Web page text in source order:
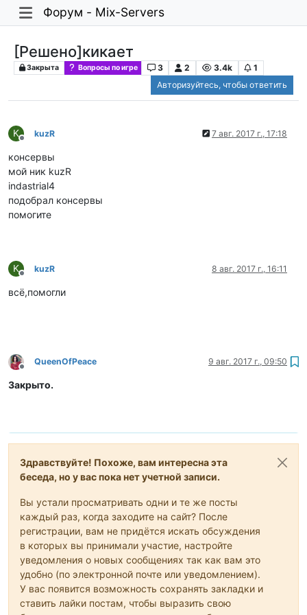
Форум - Mix-Servers
[Решено]кикает
Закрыта Вопросы по игре 3 2 3.4k
1
Авторизуйтесь, чтобы ответить
K
Не в сети
kuzR 7 авг. 2017 г., 17:18
консервы
мой ник kuzR
indastrial4
подобрал консервы
помогите
K
Не в сети
kuzR 8 авг. 2017 г., 16:11
всё,помогли
Не в сети
QueenOfPeace 9 авг. 2017 г., 09:50
Закрыто.
Здравствуйте! Похоже, вам интересна эта
беседа, но у вас пока нет учетной записи.
Вы устали просматривать одни и те же посты
каждый раз, когда заходите на сайт? После
регистрации, вам не придётся искать обсуждения
в которых вы принимали участие, настройте
уведомления о новых сообщениях так как вам это
удобно (по электронной почте или уведомлением).
У вас появится возможность сохранять закладки и
ставить лайки постам, чтобы выразить свою